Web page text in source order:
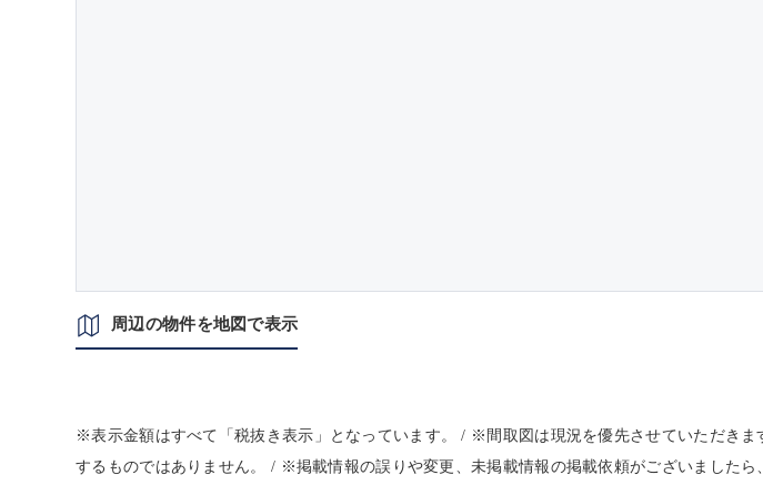
周辺の物件を地図で表示
※表示金額はすべて「税抜き表示」となっています。 / ※間取図は現況を優先させていただき
するものではありません。 / ※掲載情報の誤りや変更、未掲載情報の掲載依頼がございましたら